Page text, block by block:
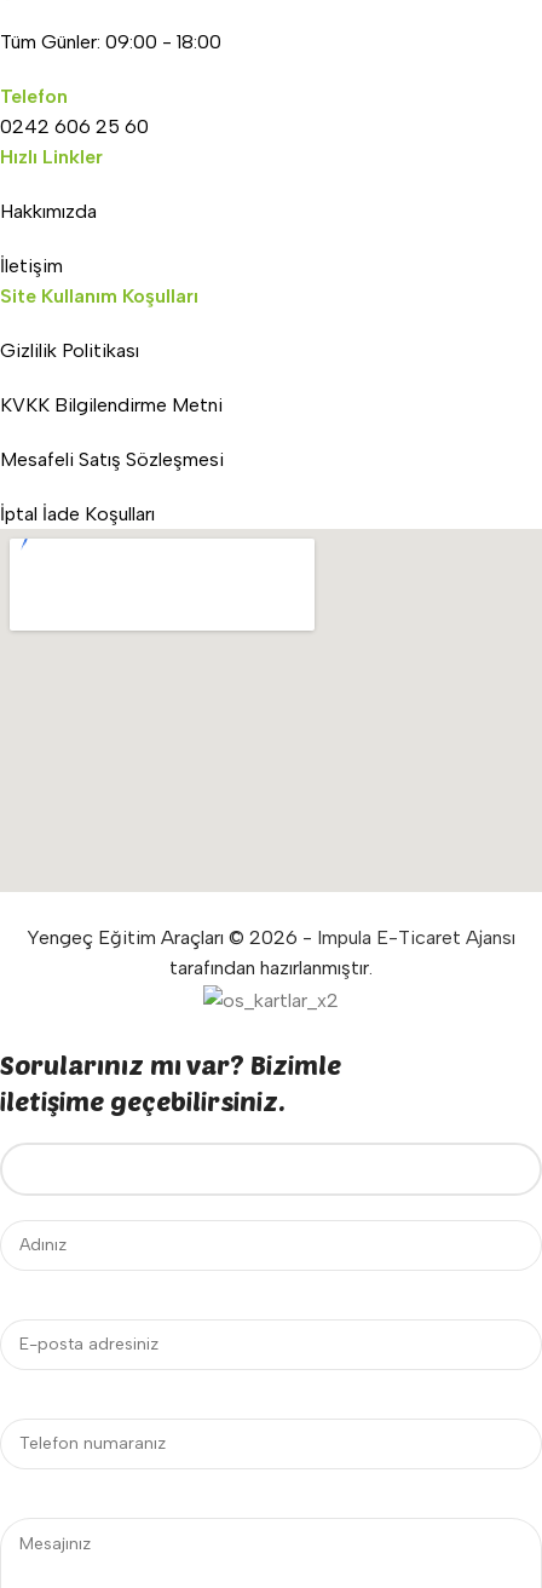
Tüm Günler: 09:00 - 18:00
Telefon
0242 606 25 60
Hızlı Linkler
Hakkımızda
İletişim
Site Kullanım Koşulları
Gizlilik Politikası
KVKK Bilgilendirme Metni
Mesafeli Satış Sözleşmesi
İptal İade Koşulları
Yengeç Eğitim Araçları © 2026 - Impula E-Ticaret Ajansı
tarafından hazırlanmıştır.
Sorularınız mı var? Bizimle
iletişime geçebilirsiniz.